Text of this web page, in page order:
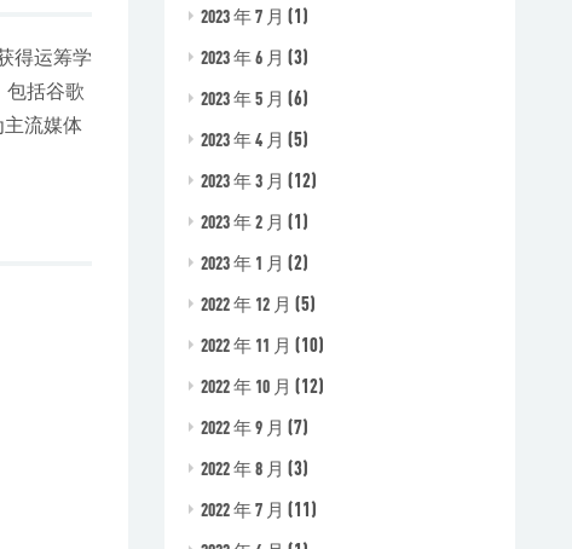
得运筹学
包括谷歌
主流媒体
2023 年 7 月 (1)
2023 年 6 月 (3)
2023 年 5 月 (6)
2023 年 4 月 (5)
2023 年 3 月 (12)
2023 年 2 月 (1)
2023 年 1 月 (2)
2022 年 12 月 (5)
2022 年 11 月 (10)
2022 年 10 月 (12)
2022 年 9 月 (7)
2022 年 8 月 (3)
2022 年 7 月 (11)